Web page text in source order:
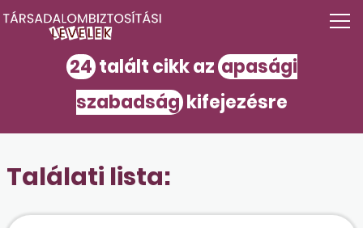
24talált cikk az apasági
szabadságkifejezésre
Találati lista: